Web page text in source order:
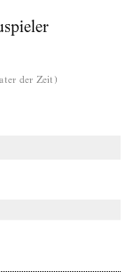
der Zeit )